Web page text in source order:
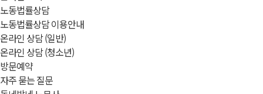
노동법률상담
노동법률상담 이용안내
온라인 상담 (일반)
온라인 상담 (청소년)
방문예약
자주 묻는 질문